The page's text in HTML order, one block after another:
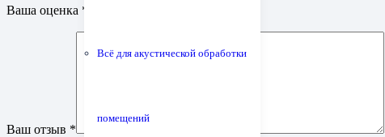
Всё для акустической обработки
помещений
Ваша оценка *
Ваш отзыв *